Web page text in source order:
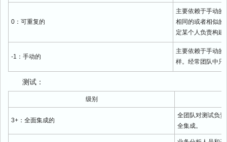
0：可重复的
主要依赖于手动的
相同的或者相似的
定某个人负责构建
-1：手动的
主要依赖于手动的
样。经常团队中只
测试：
级别
3+：全面集成的
全团队对测试负
全集成。